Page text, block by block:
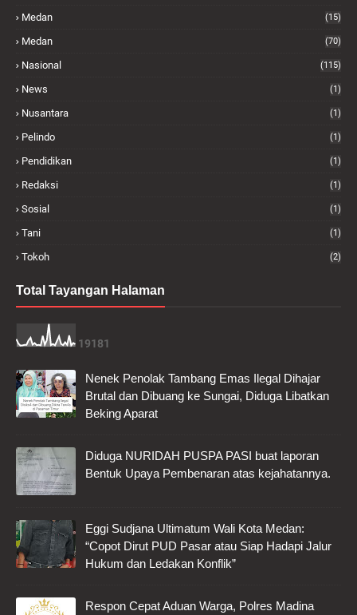
Medan (15)
Medan (70)
Nasional (115)
News (1)
Nusantara (1)
Pelindo (1)
Pendidikan (1)
Redaksi (1)
Sosial (1)
Tani (1)
Tokoh (2)
Total Tayangan Halaman
19181
Nenek Penolak Tambang Emas Ilegal Dihajar
Brutal dan Dibuang ke Sungai, Diduga Libatkan
Beking Aparat
Diduga NURIDAH PUSPA PASI buat laporan
Bentuk Upaya Pembenaran atas kejahatannya.
Eggi Sudjana Ultimatum Wali Kota Medan:
“Copot Dirut PUD Pasar atau Siap Hadapi Jalur
Hukum dan Ledakan Konflik”
Respon Cepat Aduan Warga, Polres Madina